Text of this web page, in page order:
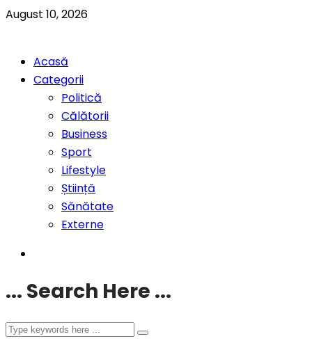
August 10, 2026
Acasă
Categorii
Politică
Călătorii
Business
Sport
Lifestyle
Știință
Sănătate
Externe
... Search Here ...